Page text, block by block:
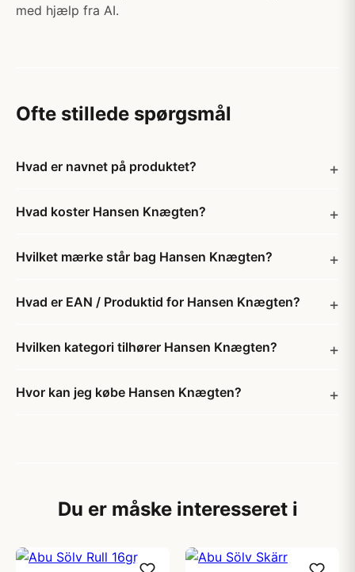
med hjælp fra AI.
Ofte stillede spørgsmål
Hvad er navnet på produktet?
Hvad koster Hansen Knægten?
Hvilket mærke står bag Hansen Knægten?
Hvad er EAN / Produktid for Hansen Knægten?
Hvilken kategori tilhører Hansen Knægten?
Hvor kan jeg købe Hansen Knægten?
Du er måske interesseret i